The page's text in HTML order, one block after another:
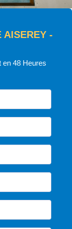
AISEREY -
en 48 Heures